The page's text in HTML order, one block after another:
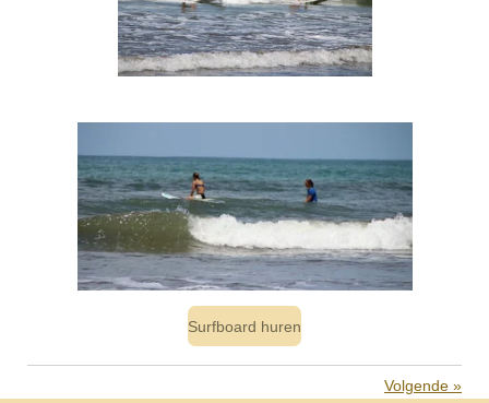
Surfboard huren
Volgende »